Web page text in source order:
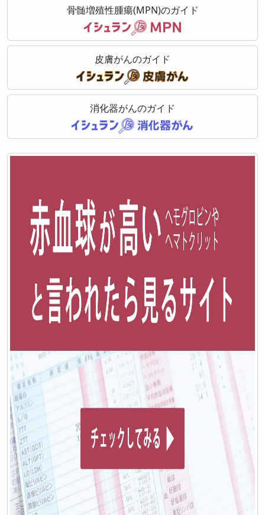
骨髄増殖性腫瘍(MPN)のガイド
皮膚がんのガイド
消化器がんのガイド